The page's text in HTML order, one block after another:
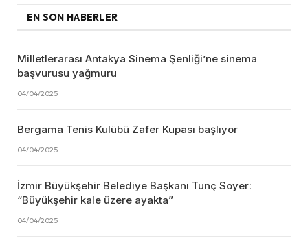
EN SON HABERLER
Milletlerarası Antakya Sinema Şenliği’ne sinema
başvurusu yağmuru
04/04/2025
Bergama Tenis Kulübü Zafer Kupası başlıyor
04/04/2025
İzmir Büyükşehir Belediye Başkanı Tunç Soyer:
“Büyükşehir kale üzere ayakta”
04/04/2025